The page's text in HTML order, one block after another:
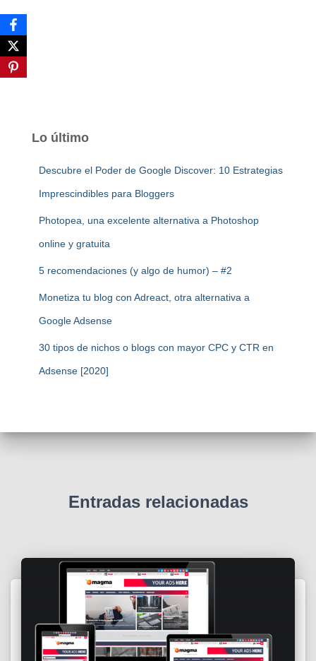
Lo último
Descubre el Poder de Google Discover: 10 Estrategias
Imprescindibles para Bloggers
Photopea, una excelente alternativa a Photoshop
online y gratuita
5 recomendaciones (y algo de humor) – #2
Monetiza tu blog con Adreact, otra alternativa a
Google Adsense
30 tipos de nichos o blogs con mayor CPC y CTR en
Adsense [2020]
Entradas relacionadas